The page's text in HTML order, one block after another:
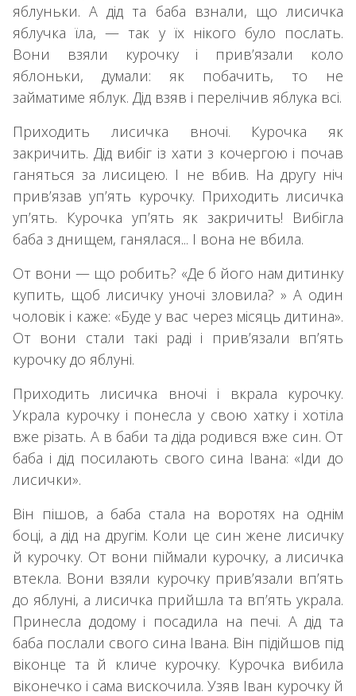
яблуньки. А дід та баба взнали, що лисичка
яблучка їла, — так у їх нікого було послать.
Вони взяли курочку і прив’язали коло
яблоньки, думали: як побачить, то не
займатиме яблук. Дід взяв і перелічив яблука всі.
Приходить лисичка вночі. Курочка як
закричить. Дід вибіг із хати з кочергою і почав
ганяться за лисицею. І не вбив. На другу ніч
прив’язав уп’ять курочку. Приходить лисичка
уп’ять. Курочка уп’ять як закричить! Вибігла
баба з днищем, ганялася... І вона не вбила.
От вони — що робить? «Де б його нам дитинку
купить, щоб лисичку уночі зловила? » А один
чоловік і каже: «Буде у вас через місяць дитина».
От вони стали такі раді і прив’язали вп’ять
курочку до яблуні.
Приходить лисичка вночі і вкрала курочку.
Украла курочку і понесла у свою хатку і хотіла
вже різать. А в баби та діда родився вже син. От
баба і дід посилають свого сина Івана: «Іди до
лисички».
Він пішов, а баба стала на воротях на однім
боці, а дід на другім. Коли це син жене лисичку
й курочку. От вони піймали курочку, а лисичка
втекла. Вони взяли курочку прив’язали вп’ять
до яблуні, а лисичка прийшла та вп’ять украла.
Принесла додому і посадила на печі. А дід та
баба послали свого сина Івана. Він підійшов під
віконце та й кличе курочку. Курочка вибила
віконечко і сама вискочила. Узяв Іван курочку й